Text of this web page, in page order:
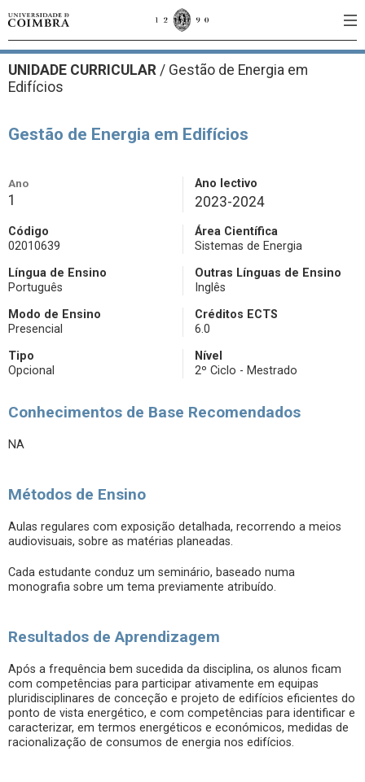
UNIDADE CURRICULAR / Gestão de Energia em
Edifícios
Gestão de Energia em Edifícios
Ano
1
Ano lectivo
2023-2024
Código
02010639
Área Científica
Sistemas de Energia
Língua de Ensino
Português
Outras Línguas de Ensino
Inglês
Modo de Ensino
Presencial
Créditos ECTS
6.0
Tipo
Opcional
Nível
2º Ciclo - Mestrado
Conhecimentos de Base Recomendados
NA
Métodos de Ensino
Aulas regulares com exposição detalhada, recorrendo a meios
audiovisuais, sobre as matérias planeadas.
Cada estudante conduz um seminário, baseado numa
monografia sobre um tema previamente atribuído.
Resultados de Aprendizagem
Após a frequência bem sucedida da disciplina, os alunos ficam
com competências para participar ativamente em equipas
pluridisciplinares de conceção e projeto de edifícios eficientes do
ponto de vista energético, e com competências para identificar e
caracterizar, em termos energéticos e económicos, medidas de
racionalização de consumos de energia nos edifícios.